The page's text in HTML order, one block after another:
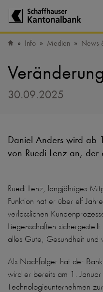
Info Medien News
30.09.2025
Daniel Anders wird ab
von Ruedi Lenz an,
Ruedi Lenz, langjähriges
Funktion hat er über elf
verlässlichen
Liegenschaften
alles Gute, Gesundheit und
Als Nachfolger hat der
wird er bereits am 1.
Technologieunternehmen